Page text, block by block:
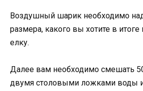
Воздушный шарик необходимо
размера, какого вы хотите в
елку.
Далее вам необходимо смешать
двумя столовыми ложками воды